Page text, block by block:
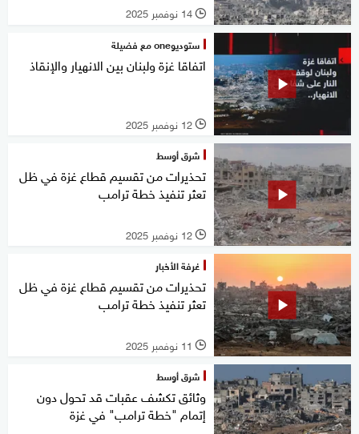
l 14 نوفمبر 2025
ستوديوone مع فضيلة
اتفاقا غزة ولبنان بين الانهيار والإنقاذ
l 12 نوفمبر 2025
شرق أوسط
تحذيرات من تقسيم قطاع غزة في ظل
تعثر تنفيذ خطة ترامب
l 12 نوفمبر 2025
غرفة الأخبار
تحذيرات من تقسيم قطاع غزة في ظل
تعثر تنفيذ خطة ترامب
l 11 نوفمبر 2025
شرق أوسط
وثائق تكشف عقبات قد تحول دون
إتمام "خطة ترامب" في غزة